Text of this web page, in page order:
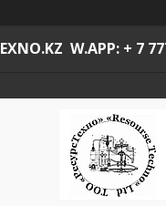
W.APP: + 7